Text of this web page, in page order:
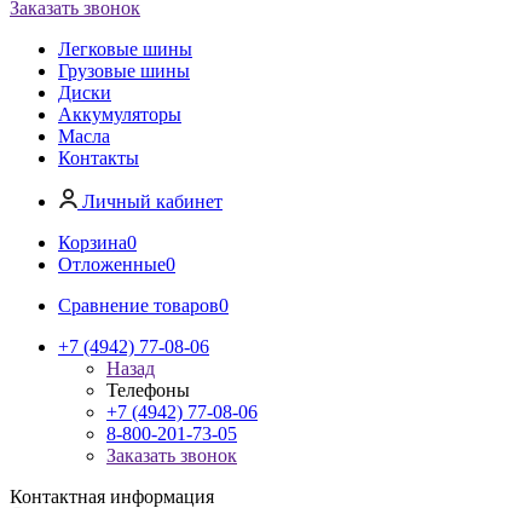
Заказать звонок
Легковые шины
Грузовые шины
Диски
Аккумуляторы
Масла
Контакты
Личный кабинет
Корзина0
Отложенные0
Сравнение товаров0
+7 (4942) 77-08-06
Назад
Телефоны
+7 (4942) 77-08-06
8-800-201-73-05
Заказать звонок
Контактная информация